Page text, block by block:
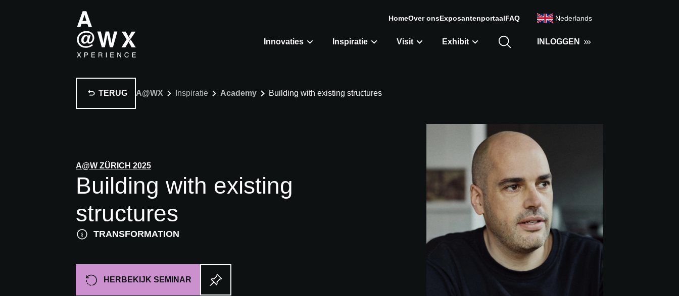
Innovaties Inspiratie Visit Exhibit INLOGGEN
HomeOver onsExposantenportaalFAQ Nederlands
TERUG A@WX Inspiratie Academy Building with existing structures
A@W ZÜRICH 2025
Building with existing
structures
TRANSFORMATION
HERBEKIJK SEMINAR